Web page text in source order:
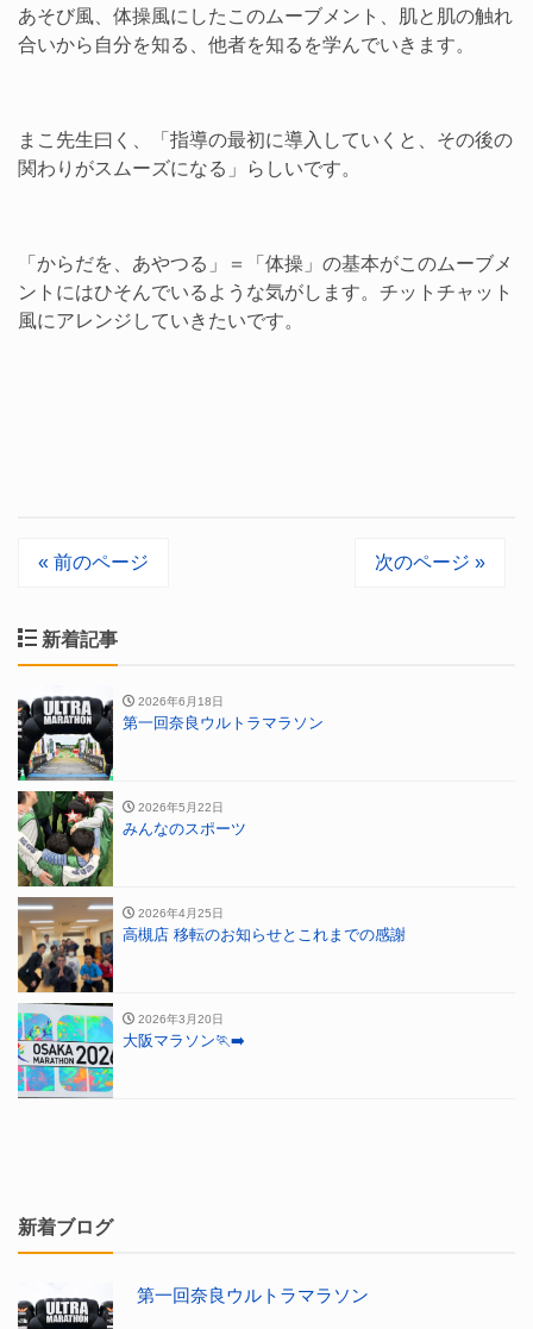
あそび風、体操風にしたこのムーブメント、肌と肌の触れ
合いから自分を知る、他者を知るを学んでいきます。
まこ先生曰く、「指導の最初に導入していくと、その後の
関わりがスムーズになる」らしいです。
「からだを、あやつる」＝「体操」の基本がこのムーブメ
ントにはひそんでいるような気がします。チットチャット
風にアレンジしていきたいです。
« 前のページ 次のページ »
新着記事
2026年6月18日
第一回奈良ウルトラマラソン
2026年5月22日
みんなのスポーツ
2026年4月25日
高槻店 移転のお知らせとこれまでの感謝
2026年3月20日
大阪マラソン🏃‍➡️
新着ブログ
第一回奈良ウルトラマラソン